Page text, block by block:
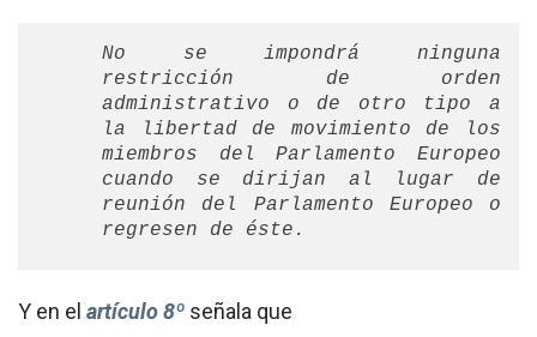
No se impondrá ninguna
restricción de orden
administrativo o de otro tipo a
la libertad de movimiento de los
miembros del Parlamento Europeo
cuando se dirijan al lugar de
reunión del Parlamento Europeo o
regresen de éste.
Y en el artículo 8º señala que